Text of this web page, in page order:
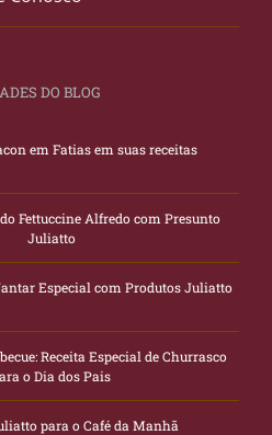
DO BLOG
em Fatias em suas receitas
Fettuccine Alfredo com Presunto
Juliatto
Especial com Produtos Juliatto
Receita Especial de Churrasco
o Dia dos Pais
para o Café da Manhã